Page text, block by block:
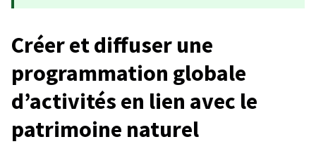
Créer et diffuser une
programmation globale
d’activités en lien avec le
patrimoine naturel